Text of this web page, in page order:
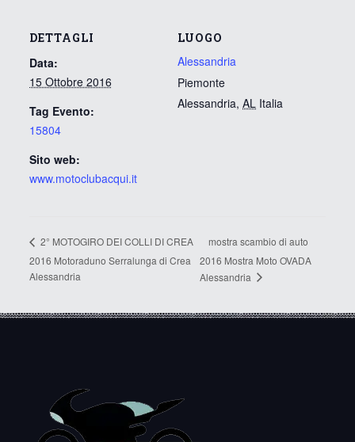
DETTAGLI
Data:
15 Ottobre 2016
Tag Evento:
15804
Sito web:
www.motoclubacqui.it
LUOGO
Alessandria
Piemonte
Alessandria, AL Italia
2° MOTOGIRO DEI COLLI DI CREA
2016 Motoraduno Serralunga di Crea
Alessandria
mostra scambio di auto
2016 Mostra Moto OVADA
Alessandria